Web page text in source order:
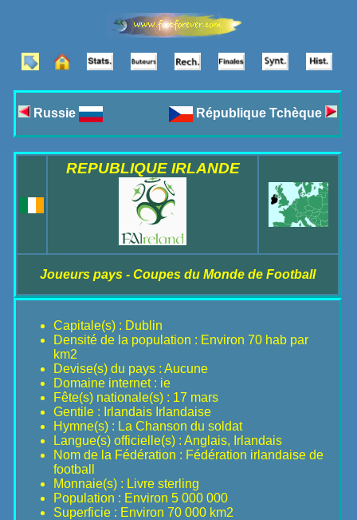
Russie République Tchèque
REPUBLIQUE IRLANDE
Joueurs pays - Coupes du Monde de Football
Capitale(s) : Dublin
Densité de la population : Environ 70 hab par
km2
Devise(s) du pays : Aucune
Domaine internet : ie
Fête(s) nationale(s) : 17 mars
Gentile : Irlandais Irlandaise
Hymne(s) : La Chanson du soldat
Langue(s) officielle(s) : Anglais, Irlandais
Nom de la Fédération : Fédération irlandaise de
football
Monnaie(s) : Livre sterling
Population : Environ 5 000 000
Superficie : Environ 70 000 km2